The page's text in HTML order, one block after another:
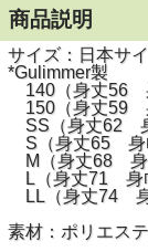
商品説明
サイズ：日本サ
*Gulimmer製
140（身丈56
150（身丈59
SS（身丈62
S（身丈65 身
M（身丈68 身
L（身丈71 身
LL（身丈74
素材：ポリエス